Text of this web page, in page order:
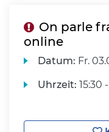
On parle
online
Datum: Fr.
Uhrzeit: 15:30